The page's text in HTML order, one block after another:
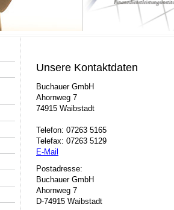
Unsere Kontaktdaten
Buchauer GmbH
Ahornweg 7
74915 Waibstadt
Telefon: 07263 5165
Telefax: 07263 5129
E-Mail
Postadresse:
Buchauer GmbH
Ahornweg 7
D-74915 Waibstadt